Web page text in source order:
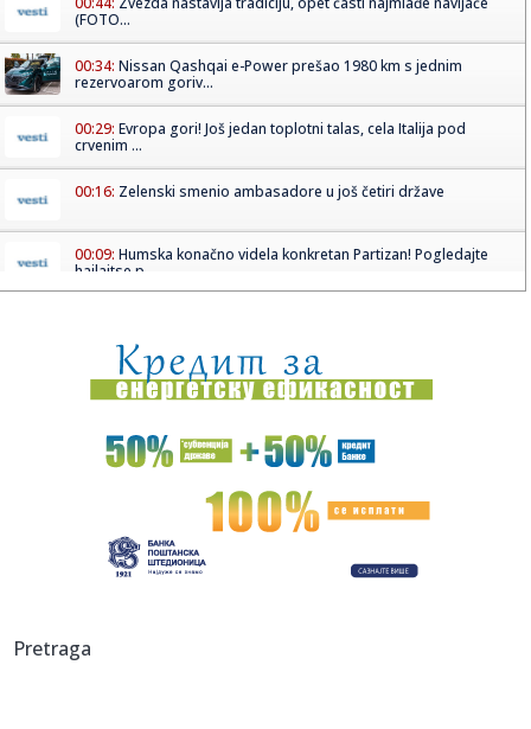
(FOTO...
00:34: Nissan Qashqai e-Power prešao 1980 km s jednim
rezervoarom goriv...
00:29: Evropa gori! Još jedan toplotni talas, cela Italija pod
crvenim ...
00:16: Zelenski smenio ambasadore u još četiri države
00:09: Humska konačno videla konkretan Partizan! Pogledajte
hajlajtse p...
00:04:Vukotić ne zna ko je Baba: "Vidim da ga svi hvale"
00:01:Na današnji dan, 7. avgust
U predgrađu Damaska podignut autobus u vazduh, dve
23:55:ROMAŠČENKO POSLE POTOPA U HUMSKOJ: Jedna stvar
VIDEO
Pretraga